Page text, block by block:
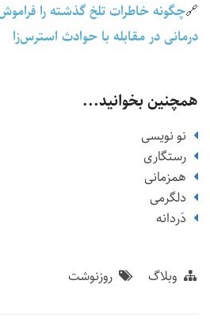
🔗چگونه خاطرات تلخ گذشته را
درمانی در مقابله با حوادث استرس‌زا
همچنین بخوانید...
نو نویسی
رستگاری
همزمانی
دلگرمی
دَردانه
وبلاگ روزنوشت